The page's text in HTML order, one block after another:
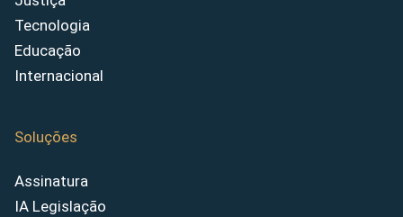
Tecnologia
Educação
Internacional
Soluções
Assinatura
IA Legislação